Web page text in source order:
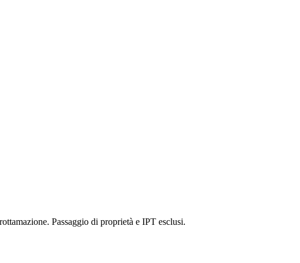
Passaggio di proprietà e IPT esclusi.